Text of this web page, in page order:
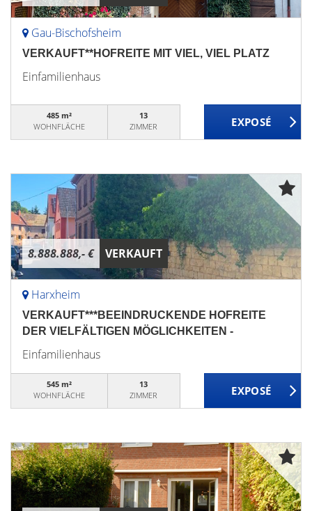
Gau-Bischofsheim
VERKAUFT**HOFREITE MIT VIEL, VIEL PLATZ
Einfamilienhaus
485 m²
WOHNFLÄCHE
13
ZIMMER
8.888.888,- € VERKAUFT
Harxheim
VERKAUFT***BEEINDRUCKENDE HOFREITE
DER VIELFÄLTIGEN MÖGLICHKEITEN -
Einfamilienhaus
545 m²
WOHNFLÄCHE
13
ZIMMER